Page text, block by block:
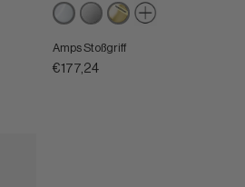
Poliertes
Chrom
Satiniertes
Chrom
Powercoat
poliertes
Messing
Amps Stoßgriff
€177,24